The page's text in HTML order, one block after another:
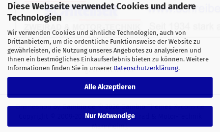
Diese Webseite verwendet Cookies und andere
Technologien
Wir verwenden Cookies und ähnliche Technologien, auch von
Drittanbietern, um die ordentliche Funktionsweise der Website zu
gewährleisten, die Nutzung unseres Angebotes zu analysieren und
Ihnen ein bestmögliches Einkaufserlebnis bieten zu können. Weitere
Informationen finden Sie in unserer Datenschutzerklärung.
Alle Akzeptieren
Nur Notwendige
Alle Preise verstehen sich inklusive der gesetzlichen
Mehrwertsteuer, zzgl.Versandkostensoweit nicht anders
gekennzeichnet.
Onlineshopby Gambio.de © 2026 Gambio ThemesXycons.de
Copyright © 2009-2024 [Schreiber Zweirad & Motor-Technik
Mannheim].